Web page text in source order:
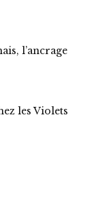
l’ancrage
les Violets